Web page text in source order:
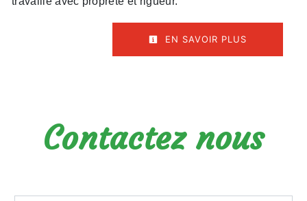
EN SAVOIR PLUS
Contactez nous